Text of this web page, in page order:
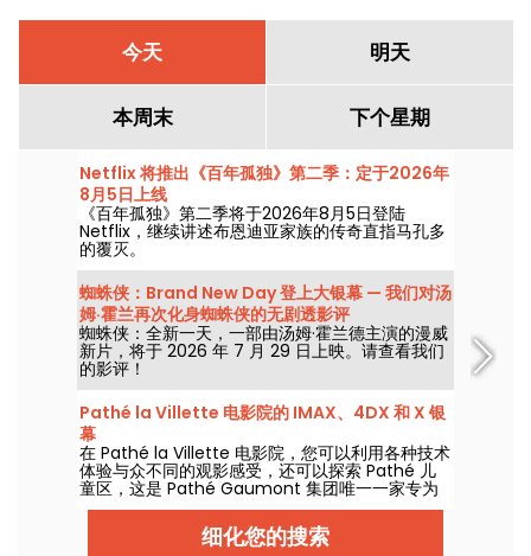
今天 明天
本周末 下个星期
Netflix 将推出《百年孤独》第二季：定于2026年
8月5日上线
《百年孤独》第二季将于2026年8月5日登陆
Netflix，继续讲述布恩迪亚家族的传奇直指马孔多
的覆灭。
蜘蛛侠：Brand New Day 登上大银幕 — 我们对汤
姆·霍兰再次化身蜘蛛侠的无剧透影评
蜘蛛侠：全新一天，一部由汤姆·霍兰德主演的漫威
新片，将于 2026 年 7 月 29 日上映。请查看我们
的影评！
Pathé la Villette 电影院的 IMAX、4DX 和 X 银
幕
在 Pathé la Villette 电影院，您可以利用各种技术
体验与众不同的观影感受，还可以探索 Pathé 儿
童区，这是 Pathé Gaumont 集团唯一一家专为
儿童开设的影院。
细化您的搜索